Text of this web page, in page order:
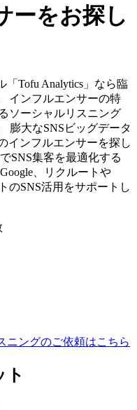
ーをお探し
Tofu Analytics」なら臨
インフルエンサーの特
ソーシャルリスニング
膨大なSNSビッグデータ
インフルエンサーを探し
SNS集客を最適化する
、リクルートや
のSNS活用をサポートし
ニングのご依頼はこちら
ト